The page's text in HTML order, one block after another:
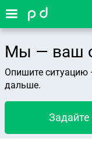
Мы — ваш
Опишите ситуацию
дальше.